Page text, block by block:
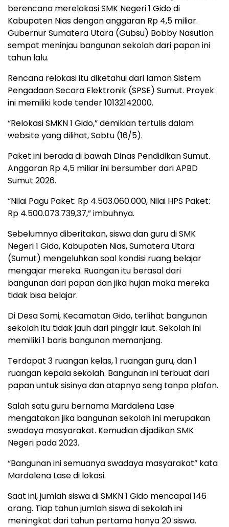
berencana merelokasi SMK Negeri 1 Gido di
Kabupaten Nias dengan anggaran Rp 4,5 miliar.
Gubernur Sumatera Utara (Gubsu) Bobby Nasution
sempat meninjau bangunan sekolah dari papan ini
tahun lalu.
Rencana relokasi itu diketahui dari laman Sistem
Pengadaan Secara Elektronik (SPSE) Sumut. Proyek
ini memiliki kode tender 10132142000.
“Relokasi SMKN 1 Gido,” demikian tertulis dalam
website yang dilihat, Sabtu (16/5).
Paket ini berada di bawah Dinas Pendidikan Sumut.
Anggaran Rp 4,5 miliar ini bersumber dari APBD
Sumut 2026.
“Nilai Pagu Paket: Rp 4.503.060.000, Nilai HPS Paket:
Rp 4.500.073.739,37,” imbuhnya.
Sebelumnya diberitakan, siswa dan guru di SMK
Negeri 1 Gido, Kabupaten Nias, Sumatera Utara
(Sumut) mengeluhkan soal kondisi ruang belajar
mengajar mereka. Ruangan itu berasal dari
bangunan dari papan dan jika hujan maka mereka
tidak bisa belajar.
Di Desa Somi, Kecamatan Gido, terlihat bangunan
sekolah itu tidak jauh dari pinggir laut. Sekolah ini
memiliki 1 baris bangunan memanjang.
Terdapat 3 ruangan kelas, 1 ruangan guru, dan 1
ruangan kepala sekolah. Bangunan ini terbuat dari
papan untuk sisinya dan atapnya seng tanpa plafon.
Salah satu guru bernama Mardalena Lase
mengatakan jika bangunan sekolah ini merupakan
swadaya masyarakat. Kemudian dijadikan SMK
Negeri pada 2023.
“Bangunan ini semuanya swadaya masyarakat” kata
Mardalena Lase di lokasi.
Saat ini, jumlah siswa di SMKN 1 Gido mencapai 146
orang. Tiap tahun jumlah siswa di sekolah ini
meningkat dari tahun pertama hanya 20 siswa.